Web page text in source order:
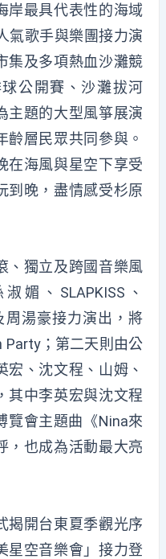
岸最具代表性的海域
氣歌手與樂團接力演
集及多項熱血沙灘競
公開賽、沙灘拔河
主題的大型風箏展演
齡層民眾共同參與。
在海風與星空下享受
到晚，盡情感受杉原
、獨立及跨國音樂風
媚、SLAPKISS、
周湯豪接力演出，將
Party；第二天則由公
宏、沈文程、山姆、
其中李英宏與沈文程
覽會主題曲《Nina來
，也成為活動最大亮
揭開台東夏季觀光序
星空音樂會」接力登